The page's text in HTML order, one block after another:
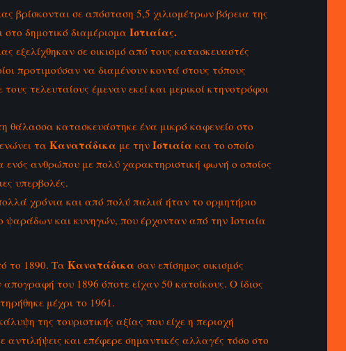
βρίσκονται σε απόσταση 5,5 χιλιομέτρων βόρεια της
στο δημοτικό διαμέρισμα Ιστιαίας.
εξελίχθηκαν σε οικισμό από τους κατασκευαστές
προτιμούσαν να διαμένουν κοντά στους τόπους
τελευταίους έμεναν εκεί και μερικοί κτηνοτρόφοι
θάλασσα κατασκευάστηκε ένα μικρό καφενείο στο
τα Κανατάδικα με την Ιστιαία και το οποίο
ενός ανθρώπου με πολύ χαρακτηριστική φωνή ο οποίος
υπερβολές.
χρόνια και από πολύ παλιά ήταν το ορμητήριο
ψαράδων και κυνηγών, που έρχονταν από την Ιστιαία
το 1890. Τα Κανατάδικα σαν επίσημος οικισμός
του 1896 όποτε είχαν 50 κατοίκους. Ο ίδιος
μέχρι το 1961.
της τουριστικής αξίας που είχε η περιοχή
αντιλήψεις και επέφερε σημαντικές αλλαγές τόσο στο